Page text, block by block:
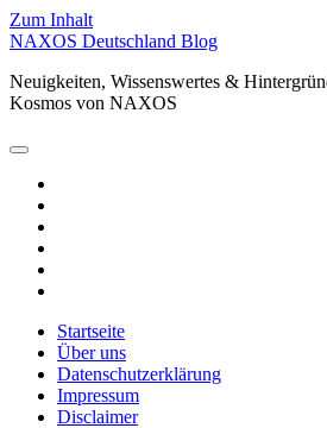
Zum Inhalt
NAXOS Deutschland Blog
Neuigkeiten, Wissenswertes &
Kosmos von NAXOS
Hauptmenü
Startseite
Über uns
Datenschutzerklärung
Impressum
Disclaimer